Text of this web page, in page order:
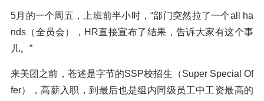
5月的一个周五，上班前半小时，“部门突然拉了一个all ha
nds（全员会），HR直接宣布了结果，告诉大家有这个事
儿。”
来美团之前，苍述是字节的SSP校招生（Super Special Of
fer），高薪入职，到最后也是组内同级员工中工资最高的